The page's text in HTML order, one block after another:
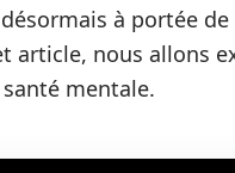
à portée
article, nous allons
mentale.